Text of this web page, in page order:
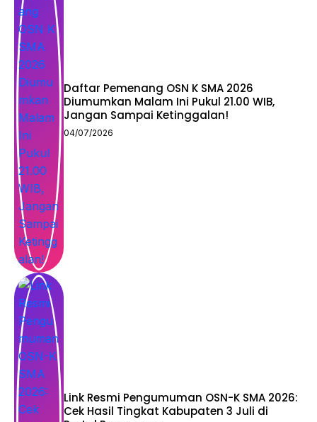
Daftar Pemenang OSN K SMA 2026
Diumumkan Malam Ini Pukul 21.00 WIB,
Jangan Sampai Ketinggalan!
04/07/2026
Link Resmi Pengumuman OSN-K SMA 2026:
Cek Hasil Tingkat Kabupaten 3 Juli di